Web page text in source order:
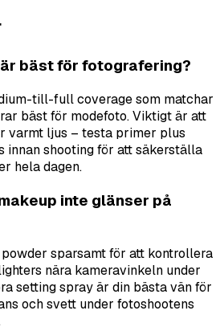
bäst för fotografering?
till-full coverage som matchar
bäst för modefoto. Viktigt är att
varmt ljus – testa primer plus
innan shooting för att säkerställa
hela dagen.
inte glänser på
sparsamt för att kontrollera
nära kameravinkeln under
setting spray är din bästa vän för
och svett under fotoshootens